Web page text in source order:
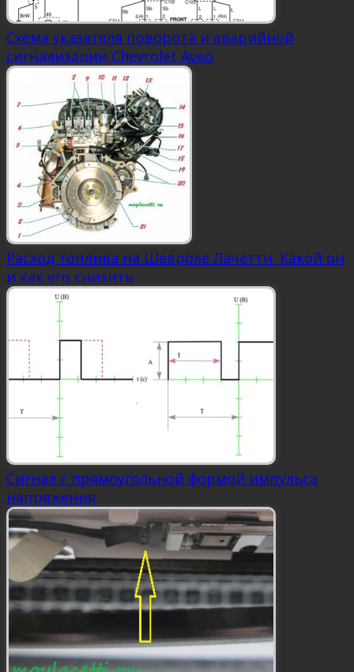
Схема указателя поворота и аварийной
сигнализации Chevrolet Aveo
Расход топлива на Шевроле Лачетти. Какой он
и как его снизить
Сигнал с прямоугольной формой импульса
напряжения